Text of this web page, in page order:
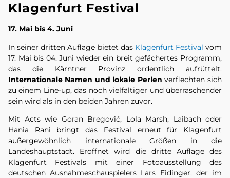
Klagenfurt Festival
17. Mai bis 4. Juni
In seiner dritten Auflage bietet das Klagenfurt Festival vom
17. Mai bis 04. Juni wieder ein breit gefächertes Programm,
das die Kärntner Provinz ordentlich aufrüttelt.
Internationale Namen und lokale Perlenverflechten sich
zu einem Line-up, das noch vielfältiger und überraschender
sein wird als in den beiden Jahren zuvor.
Mit Acts wie Goran Bregović, Lola Marsh, Laibach oder
Hania Rani bringt das Festival erneut für Klagenfurt
außergewöhnlich internationale Größen in die
Landeshauptstadt. Eröffnet wird die dritte Auflage des
Klagenfurt Festivals mit einer Fotoausstellung des
deutschen Ausnahmeschauspielers Lars Eidinger, der im